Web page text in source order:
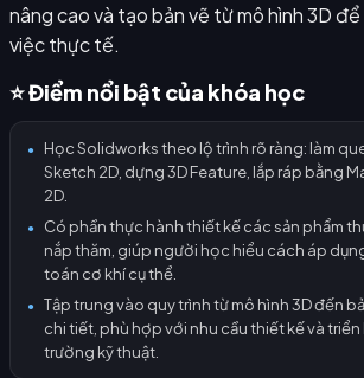
nâng cao và tạo bản vẽ từ mô hình 3D
việc thực tế.
⭐ Điểm nổi bật của khóa học
●
Học Solidworks theo lộ trình rõ ràng: làm
Sketch 2D, dựng 3D Feature, lắp ráp bằng
2D.
●
Có phần thực hành thiết kế các sản phẩm
nắp thăm, giúp người học hiểu cách áp
toán cơ khí cụ thể.
●
Tập trung vào quy trình từ mô hình 3D đến
chi tiết, phù hợp với nhu cầu thiết kế và
trường kỹ thuật.